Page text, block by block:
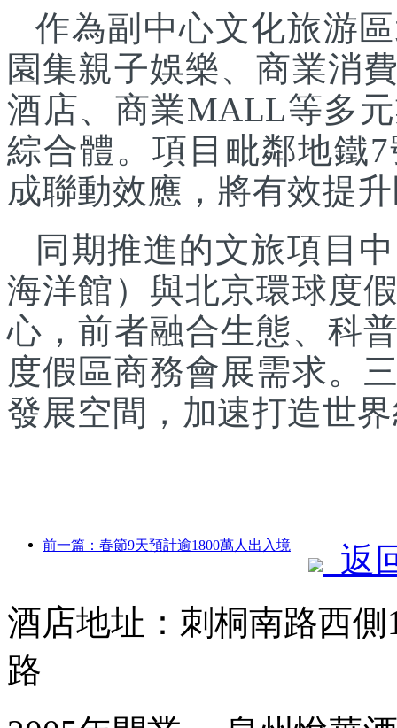
作為副中心文化旅游
園集親子娛樂、商業消
酒店、商業MALL等多
綜合體。項目毗鄰地鐵
成聯動效應，將有效提
同期推進的文旅項目
海洋館）與北京環球度
心，前者融合生態、科
度假區商務會展需求。
發展空間，加速打造世
前一篇：春節9天預計逾1800萬人出入境
返
酒店地址：刺桐南路西
路